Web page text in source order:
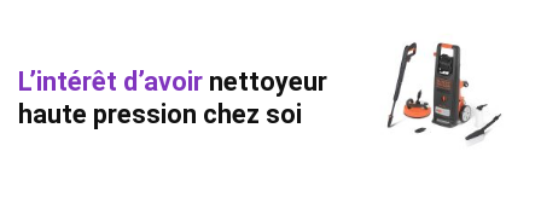
L’intérêt d’avoir nettoyeur
haute pression chez soi